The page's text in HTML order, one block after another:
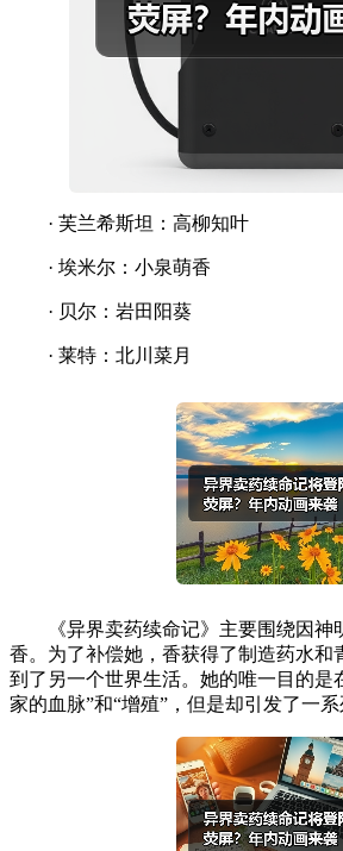
· 芙兰希斯坦：高柳知叶
· 埃米尔：小泉萌香
· 贝尔：岩田阳葵
· 莱特：北川菜月
《异界卖药续命记》主要围绕因
香。为了补偿她，香获得了制造药水和
到了另一个世界生活。她的唯一目的是
家的血脉”和“增殖”，但是却引发了一系